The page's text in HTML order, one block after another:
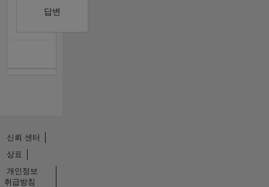
답변
신뢰 센터
상표
개인정보
취급방침